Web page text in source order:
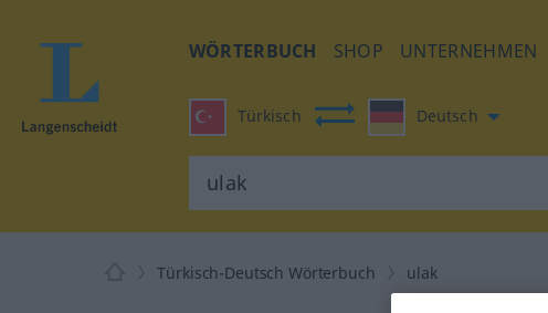
WÖRTERBUCH SHOP UNTERNEHMEN
Türkisch Deutsch
Türkisch-Deutsch Wörterbuch ulak